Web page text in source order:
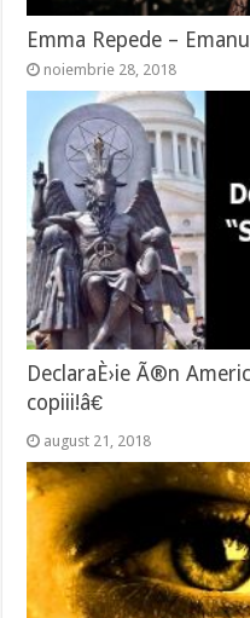
Emma Repede –
noiembrie 28, 2018
DeclaraÈ›ie Ã®n
copiii!â€
august 21, 2018